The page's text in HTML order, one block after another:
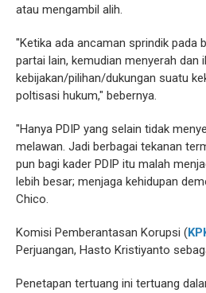
atau mengambil alih.
"Ketika ada ancaman sprindik pada
partai lain, kemudian menyerah dan
kebijakan/pilihan/dukungan suatu
poltisasi hukum," bebernya.
"Hanya PDIP yang selain tidak
melawan. Jadi berbagai tekanan
pun bagi kader PDIP itu malah
lebih besar; menjaga kehidupan
Chico.
Komisi Pemberantasan Korupsi (
Perjuangan, Hasto Kristiyanto
Penetapan tertuang ini tertuang